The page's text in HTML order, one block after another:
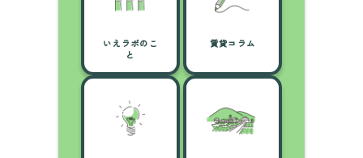
いえラボのこ
と
賃貸コラム